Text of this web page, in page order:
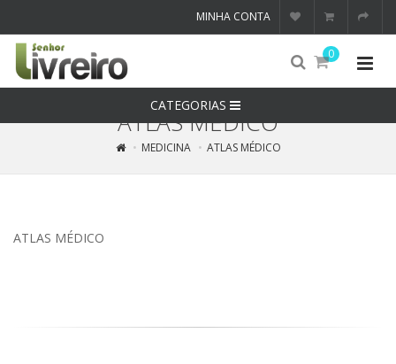
MINHA CONTA
0
CATEGORIAS
ATLAS MÉDICO
MEDICINA ATLAS MÉDICO
ATLAS MÉDICO